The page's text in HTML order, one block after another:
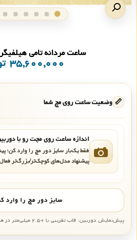
ساعت مردانه تامی هیلفیگر 1791421
۳۵,۶۰۰,۰۰۰
📏 وضعیت ساعت روی مچ شما
اندازه ساعت روی مچت رو با
فقط یک‌بار سایز دور مچ را وارد کن؛
پیشنهاد مدل‌های کوچک‌تر/بزرگ‌تر
سایز دور مچ را وارد
پیش‌نمایش دوربین: قاب تقریبی با +۲.۵ میلی‌متر در هر طرف